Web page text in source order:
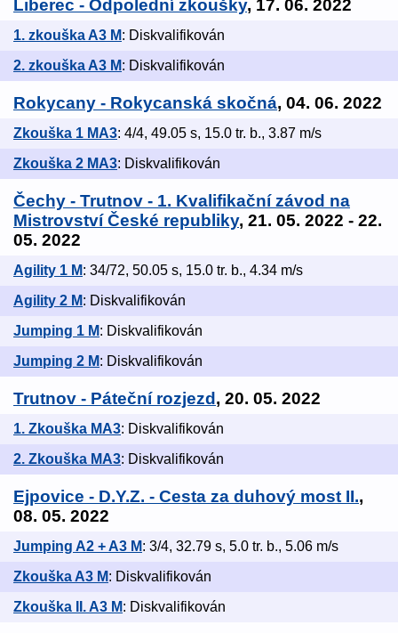
Liberec - Odpolední zkoušky, 17. 06. 2022
1. zkouška A3 M: Diskvalifikován
2. zkouška A3 M: Diskvalifikován
Rokycany - Rokycanská skočná, 04. 06. 2022
Zkouška 1 MA3: 4/4, 49.05 s, 15.0 tr. b., 3.87 m/s
Zkouška 2 MA3: Diskvalifikován
Čechy - Trutnov - 1. Kvalifikační závod na
Mistrovství České republiky, 21. 05. 2022 - 22.
05. 2022
Agility 1 M: 34/72, 50.05 s, 15.0 tr. b., 4.34 m/s
Agility 2 M: Diskvalifikován
Jumping 1 M: Diskvalifikován
Jumping 2 M: Diskvalifikován
Trutnov - Páteční rozjezd, 20. 05. 2022
1. Zkouška MA3: Diskvalifikován
2. Zkouška MA3: Diskvalifikován
Ejpovice - D.Y.Z. - Cesta za duhový most II.,
08. 05. 2022
Jumping A2 + A3 M: 3/4, 32.79 s, 5.0 tr. b., 5.06 m/s
Zkouška A3 M: Diskvalifikován
Zkouška II. A3 M: Diskvalifikován